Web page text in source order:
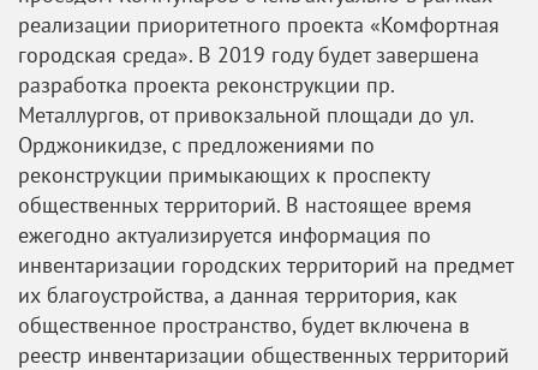
реализации приоритетного проекта «Комфортная
городская среда». В 2019 году будет завершена
разработка проекта реконструкции пр.
Металлургов, от привокзальной площади до ул.
Орджоникидзе, с предложениями по
реконструкции примыкающих к проспекту
общественных территорий. В настоящее время
ежегодно актуализируется информация по
инвентаризации городских территорий на предмет
их благоустройства, а данная территория, как
общественное пространство, будет включена в
реестр инвентаризации общественных территорий